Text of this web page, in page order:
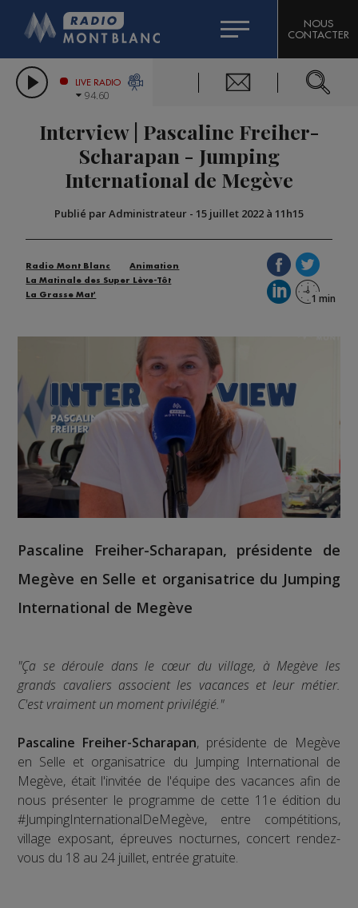
LES CHRONIQUES DE L'EXPERT
CITIZEN MACHINERY
GRAND MASSIF DOMAINES SKIABLES
BIGARD
COMPAGNIE DU MONT-BLANC
NOUS
CONTACTER
LIVE RADIO
94.60
Interview | Pascaline Freiher-
Scharapan - Jumping
International de Megève
Publié par Administrateur - 15 juillet 2022 à 11h15
Radio Mont Blanc
Animation
La Matinale des Super Lève-Tôt
La Grasse Mat'
Pascaline Freiher-Scharapan, présidente de
Megève en Selle et organisatrice du Jumping
International de Megève
"Ça se déroule dans le cœur du village, à Megève les
grands cavaliers associent les vacances et leur métier.
C'est vraiment un moment privilégié."
Pascaline Freiher-Scharapan, présidente de Megève
en Selle et organisatrice du Jumping International de
Megève, était l'invitée de l'équipe des vacances afin de
nous présenter le programme de cette 11e édition du
#JumpingInternationalDeMegève, entre compétitions,
village exposant, épreuves nocturnes, concert rendez-
vous du 18 au 24 juillet, entrée gratuite.